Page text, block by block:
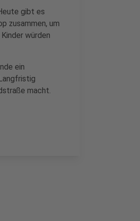
gibt es
zusammen, um
würden
ein
macht.